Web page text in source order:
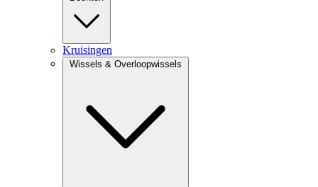
Kruisingen
Wissels & Overloopwissels